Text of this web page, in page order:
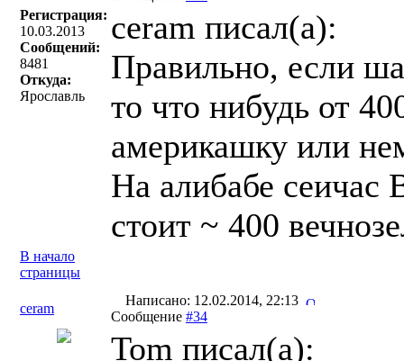
Регистрация:
10.03.2013
Сообщений:
8481
Откуда:
Ярославль
ceram писал(a):
Правильно, если
то что нибудь от
америкашку или
На алибабе сеичас
стоит ~ 400
В начало
страницы
ceram
Написано: 12.02.2014, 22:13
Сообщение #34
Tom писал(a):